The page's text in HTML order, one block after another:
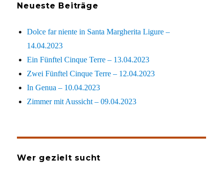
Neueste Beiträge
Dolce far niente in Santa Margherita Ligure –
14.04.2023
Ein Fünftel Cinque Terre – 13.04.2023
Zwei Fünftel Cinque Terre – 12.04.2023
In Genua – 10.04.2023
Zimmer mit Aussicht – 09.04.2023
Wer gezielt sucht